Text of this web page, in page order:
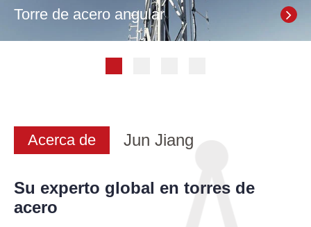
Torre de acero angular
Acerca de Jun Jiang
Su experto global en torres de
acero